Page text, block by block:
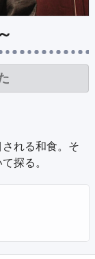
れる和食。そ
探る。